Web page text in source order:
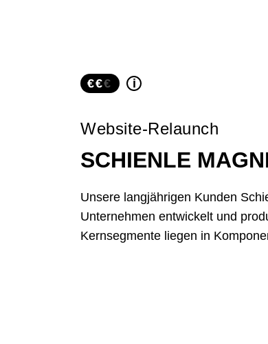
€€ i
Website-Relaunch
SCHIENLE
Unsere langjährigen Kunden
Unternehmen entwickelt und
Kernsegmente liegen in